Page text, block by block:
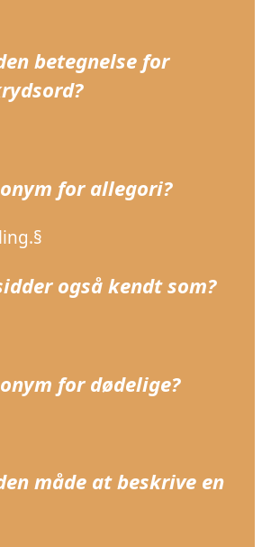
betegnelse for
for allegori?
også kendt som?
for dødelige?
måde at beskrive en